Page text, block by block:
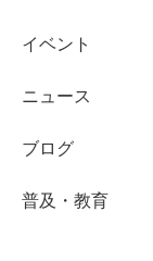
イベント
ニュース
ブログ
普及・教育